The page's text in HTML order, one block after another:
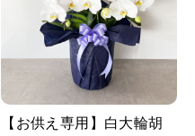
【お供え専用】白大輪胡